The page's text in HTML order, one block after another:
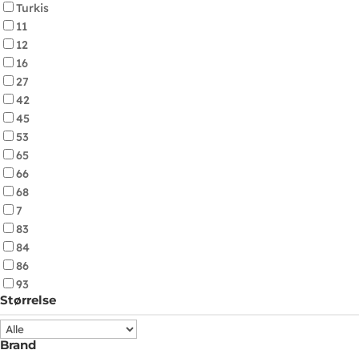
Turkis
11
12
16
27
42
45
53
65
66
68
7
83
84
86
93
Størrelse
Brand